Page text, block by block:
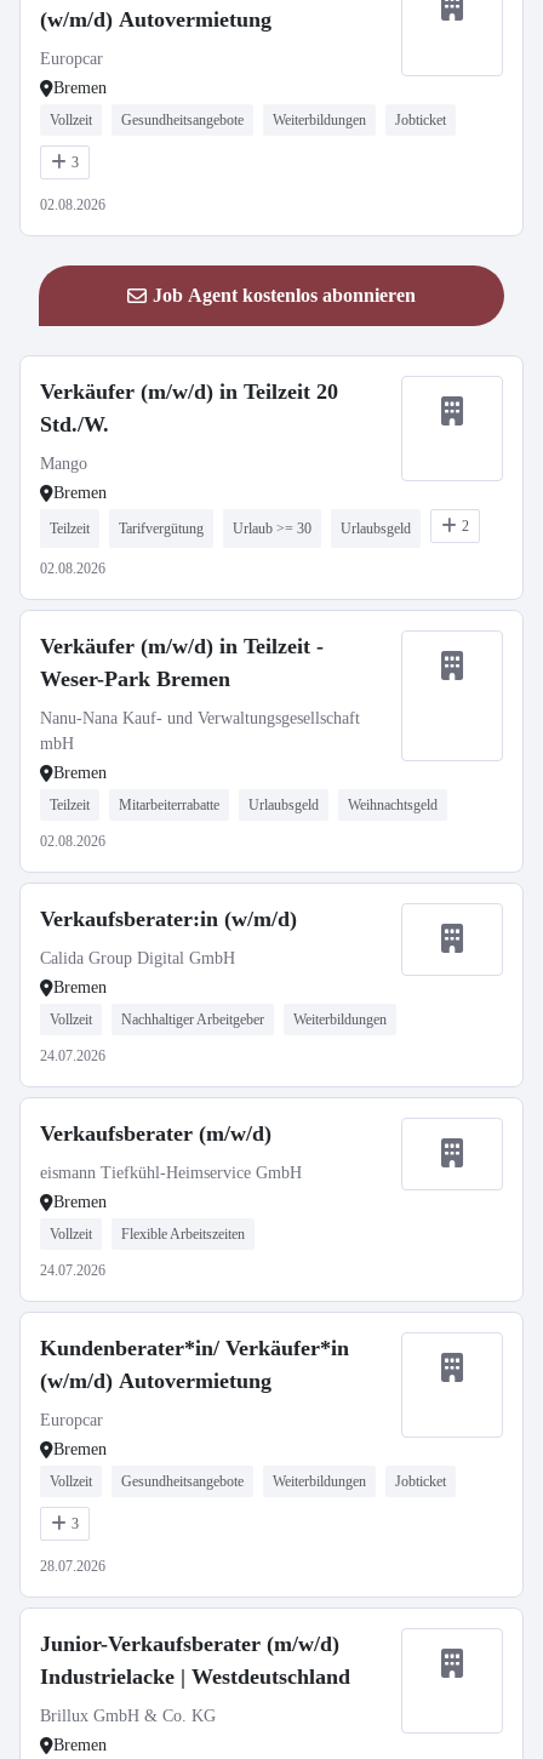
(w/m/d) Autovermietung
Europcar
Bremen
Vollzeit Gesundheitsangebote Weiterbildungen Jobticket
3
02.08.2026
Job Agent kostenlos abonnieren
Verkäufer (m/w/d) in Teilzeit 20
Std./W.
Mango
Bremen
Teilzeit Tarifvergütung Urlaub >= 30 Urlaubsgeld 2
02.08.2026
Verkäufer (m/w/d) in Teilzeit -
Weser-Park Bremen
Nanu-Nana Kauf- und Verwaltungsgesellschaft
mbH
Bremen
Teilzeit Mitarbeiterrabatte Urlaubsgeld Weihnachtsgeld
02.08.2026
Verkaufsberater:in (w/m/d)
Calida Group Digital GmbH
Bremen
Vollzeit Nachhaltiger Arbeitgeber Weiterbildungen
24.07.2026
Verkaufsberater (m/w/d)
eismann Tiefkühl-Heimservice GmbH
Bremen
Vollzeit Flexible Arbeitszeiten
24.07.2026
Kundenberater*in/ Verkäufer*in
(w/m/d) Autovermietung
Europcar
Bremen
Vollzeit Gesundheitsangebote Weiterbildungen Jobticket
3
28.07.2026
Junior-Verkaufsberater (m/w/d)
Industrielacke | Westdeutschland
Brillux GmbH & Co. KG
Bremen